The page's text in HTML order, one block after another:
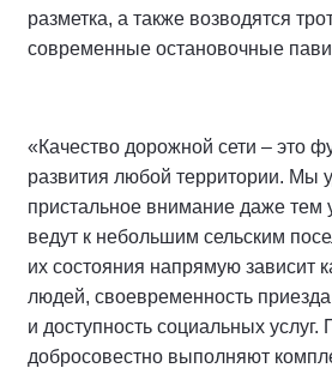
разметка, а также возводятся
современные остановочные
«Качество дорожной сети – это
развития любой территории. Мы
пристальное внимание даже тем
ведут к небольшим сельским
их состояния напрямую зависит
людей, своевременность
и доступность социальных услуг.
добросовестно выполняют